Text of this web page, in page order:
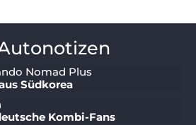
Nomad Plus
Südkorea
Kombi-Fans